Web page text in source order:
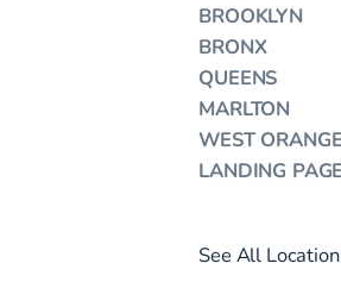
BROOKLYN
BRONX
QUEENS
MARLTON
WEST ORANGE
LANDING
See All